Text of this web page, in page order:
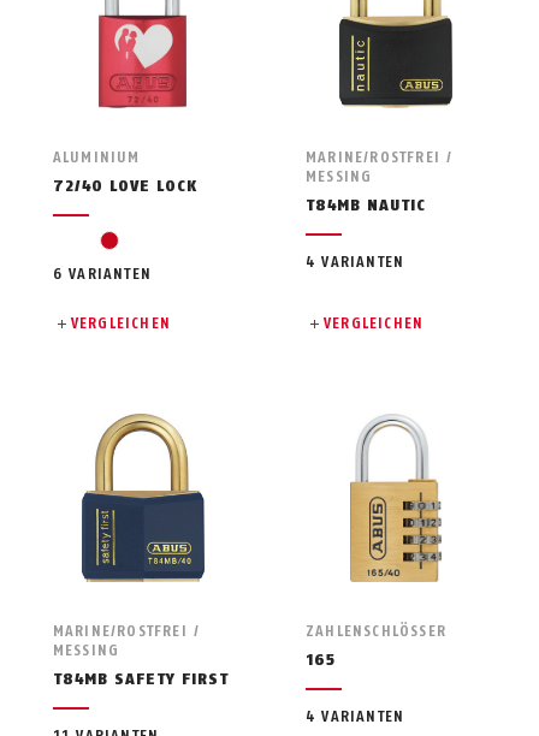
ALUMINIUM
72/40 LOVE LOCK
red
6 VARIANTEN
VERGLEICHEN
MARINE/ROSTFREI /
MESSING
T84MB NAUTIC
4 VARIANTEN
VERGLEICHEN
MARINE/ROSTFREI /
MESSING
T84MB SAFETY FIRST
ZAHLENSCHLÖSSER
165
4 VARIANTEN